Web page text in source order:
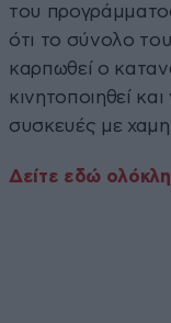
του
ότι το σύνολο
καρπωθεί ο
κινητοποιηθεί
συσκευές με
Δείτε εδώ